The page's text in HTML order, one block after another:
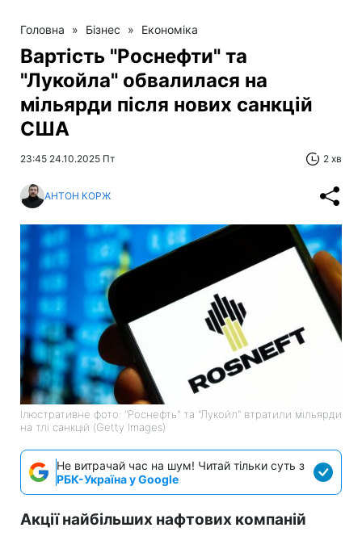
Головна » Бізнес » Економіка
Вартість "Роснефти" та
"Лукойла" обвалилася на
мільярди після нових санкцій
США
23:45 24.10.2025 Пт 2 хв
АНТОН КОРЖ
Ілюстративне фото: "Роснефть" та "Лукойл" втратили мільярди
на тлі санкцій (Getty Images)
Не витрачай час на шум! Читай тільки суть з
РБК-Україна у Google
Акції найбільших нафтових компаній